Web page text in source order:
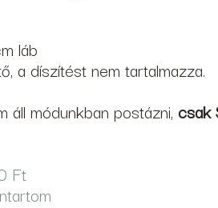
láb
a díszítést nem tartalmazza.
áll módunkban postázni, csak
Ft